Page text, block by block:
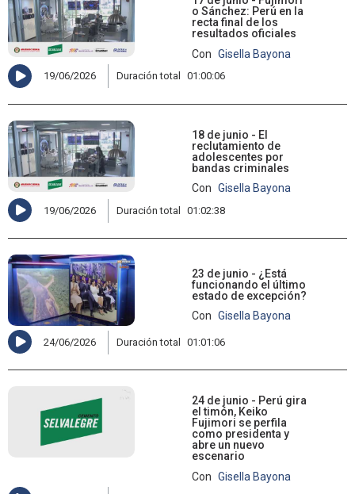
o Sánchez: Perú en la
recta final de los
resultados oficiales
Con Gisella Bayona
19/06/2026 Duración total 01:00:06
18 de junio - El
reclutamiento de
adolescentes por
bandas criminales
Con Gisella Bayona
19/06/2026 Duración total 01:02:38
23 de junio - ¿Está
funcionando el último
estado de excepción?
Con Gisella Bayona
24/06/2026 Duración total 01:01:06
24 de junio - Perú gira
el timón, Keiko
Fujimori se perfila
como presidenta y
abre un nuevo
escenario
Con Gisella Bayona